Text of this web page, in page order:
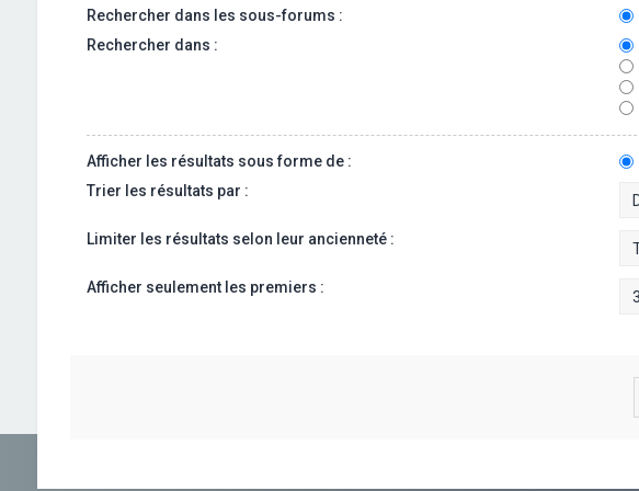
Rechercher dans les sous-forums :
Rechercher dans :
Afficher les résultats sous forme de :
Trier les résultats par :
Limiter les résultats selon leur ancienneté :
Afficher seulement les premiers :